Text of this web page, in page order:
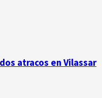
atracos en Vilassar